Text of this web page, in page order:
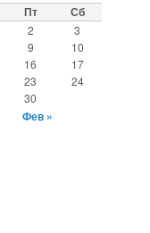
Пт Сб
2
3
9
10
16
17
23
24
30
Фев »